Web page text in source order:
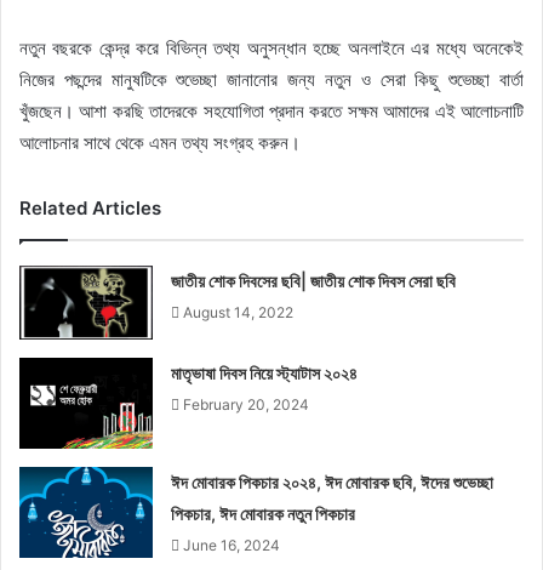
নতুন বছরকে কেন্দ্র করে বিভিন্ন তথ্য অনুসন্ধান হচ্ছে অনলাইনে এর মধ্যে অনেকেই
নিজের পছন্দের মানুষটিকে শুভেচ্ছা জানানোর জন্য নতুন ও সেরা কিছু শুভেচ্ছা বার্তা
খুঁজছেন। আশা করছি তাদেরকে সহযোগিতা প্রদান করতে সক্ষম আমাদের এই আলোচনাটি
আলোচনার সাথে থেকে এমন তথ্য সংগ্রহ করুন।
Related Articles
জাতীয় শোক দিবসের ছবি| জাতীয় শোক দিবস সেরা ছবি
August 14, 2022
মাতৃভাষা দিবস নিয়ে স্ট্যাটাস ২০২৪
February 20, 2024
ঈদ মোবারক পিকচার ২০২৪, ঈদ মোবারক ছবি, ঈদের শুভেচ্ছা
পিকচার, ঈদ মোবারক নতুন পিকচার
June 16, 2024